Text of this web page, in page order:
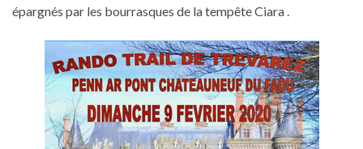
épargnés par les bourrasques de la tempête Ciara .